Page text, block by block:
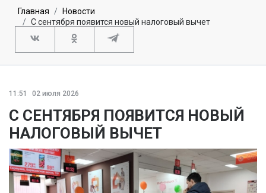
Главная
Новости
С сентября появится новый налоговый вычет
11:51 02 июля 2026
С СЕНТЯБРЯ ПОЯВИТСЯ НОВЫЙ
НАЛОГОВЫЙ ВЫЧЕТ